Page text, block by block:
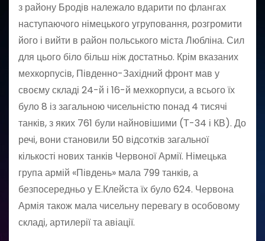
з району Бродів належало вдарити по флангах
наступаючого німецького угруповання, розгромити
його і вийти в район польського міста Любліна. Сил
для цього біло більш ніж достатньо. Крім вказаних
мехкорпусів, Південно-Західний фронт мав у
своєму складі 24-й і 16-й мехкорпуси, а всього їх
було 8 із загальною чисельністю понад 4 тисячі
танків, з яких 761 були найновішими (Т-34 і КВ). До
речі, вони становили 50 відсотків загальної
кількості нових танків Червоної Армії. Німецька
група армій «Південь» мала 799 танків, а
безпосередньо у Е.Клейста їх було 624. Червона
Армія також мала чисельну перевагу в особовому
складі, артилерії та авіації.